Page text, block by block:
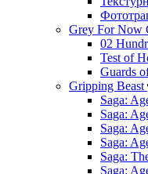
Grey For Now
02
Test of
Guards
Gripping Beast
Saga:
Saga:
Saga:
Saga:
Saga:
Saga: